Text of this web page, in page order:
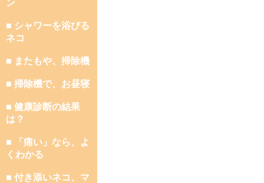
ン
■ シャワーを浴びる
ネコ
■ またもや、掃除機
■ 掃除機で、お昼寝
■ 健康診断の結果
は？
■ 「痛い」なら、よ
くわかる
■ 付き添いネコ、マ